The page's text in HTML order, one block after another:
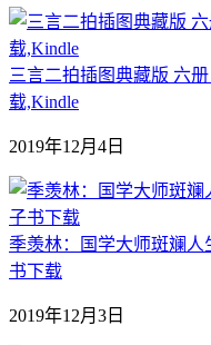
三言二拍插图典藏版 六
载,Kindle
2019年12月4日
季羡林：国学大师斑斓人
书下载
2019年12月3日